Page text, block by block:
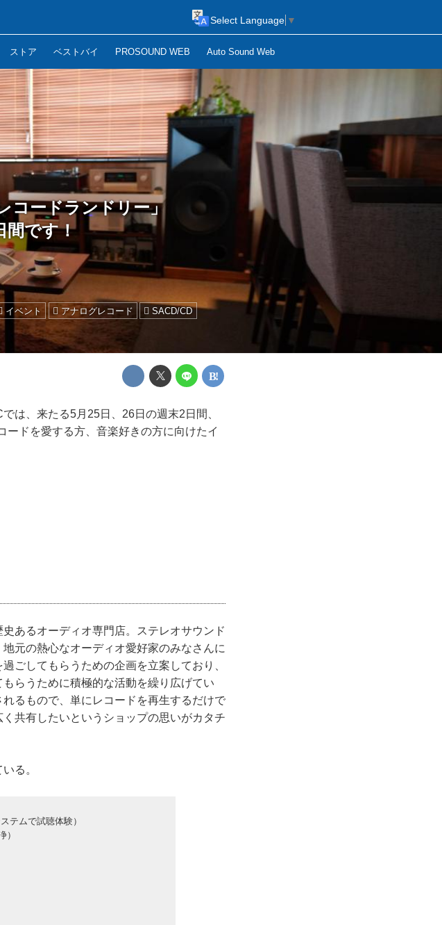
ストア ベストバイ PROSOUND WEB Auto Sound Web
Select Language ▼
コードランドリー」
間です！
イベント アナログレコード
SACD/CD
は、来たる5月25日、26日の週末2日間、
ドを愛する方、音楽好きの方に向けたイ
あるオーディオ専門店。ステレオサウンド
元の熱心なオーディオ愛好家のみなさんに
ごしてもらうための企画を立案しており、
らうために積極的な活動を繰り広げてい
るもので、単にレコードを再生するだけで
共有したいというショップの思いがカタチ
る。
テムで試聴体験）
）